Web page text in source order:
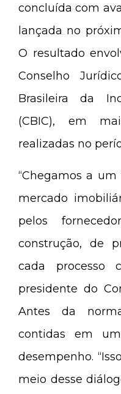
concluída com
lançada no
O resultado
Conselho
Brasileira da
(CBIC), em
realizadas no
“Chegamos a
mercado
pelos
construção, de
cada processo
presidente do
Antes da
contidas em
desempenho.
meio desse